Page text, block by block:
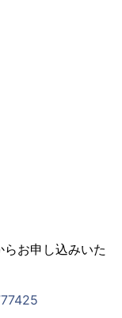
お申し込みいた